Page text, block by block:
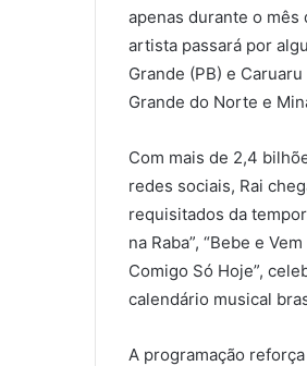
apenas durante o mês
artista passará por
Grande (PB) e
Grande do Norte e
Com mais de 2,4
redes sociais, Rai
requisitados da
na Raba”, “Bebe e
Comigo Só Hoje”,
calendário musical
A programação